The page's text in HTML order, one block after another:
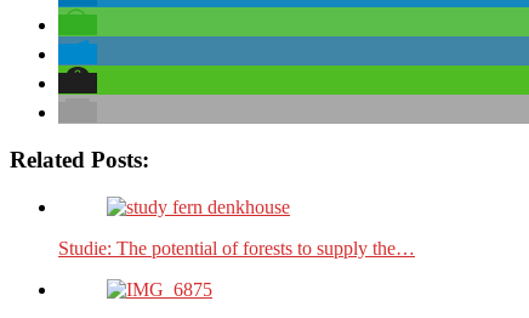
Related Posts:
Studie: The potential of forests to supply the…